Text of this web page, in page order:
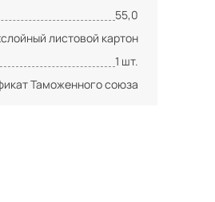
55,0
листовой картон
1 шт.
Таможенного союза